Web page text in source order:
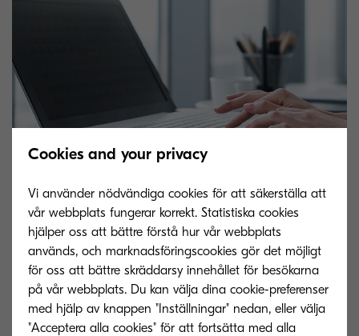
Hur kan du förbereda dig för
ett dataintrång?
Cookies and your privacy
Vi använder nödvändiga cookies för att säkerställa att
vår webbplats fungerar korrekt. Statistiska cookies
hjälper oss att bättre förstå hur vår webbplats
används, och marknadsföringscookies gör det möjligt
för oss att bättre skräddarsy innehållet för besökarna
på vår webbplats. Du kan välja dina cookie-preferenser
med hjälp av knappen "Inställningar" nedan, eller välja
"Acceptera alla cookies" för att fortsätta med alla